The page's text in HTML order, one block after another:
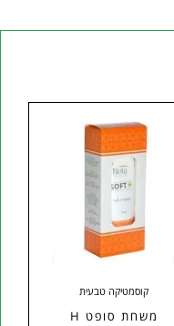
קוסמטיקה טבעית
משחת סופט H